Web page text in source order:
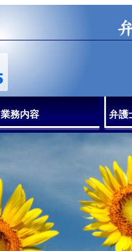
業務内容 弁護